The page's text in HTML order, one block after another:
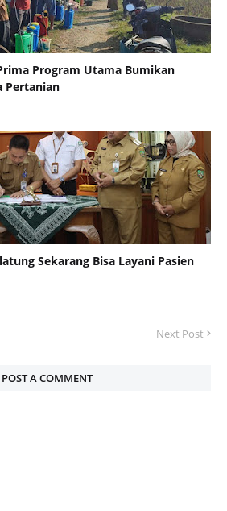
Program Utama Bumikan
Pertanian
Sekarang Bisa Layani Pasien
Next Post
POST A COMMENT